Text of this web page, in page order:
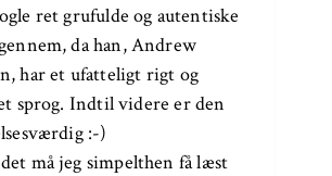
ret grufulde og autentiske
da han, Andrew
har et ufatteligt rigt og
sprog. Indtil videre er den
:-)
må jeg simpelthen få læst